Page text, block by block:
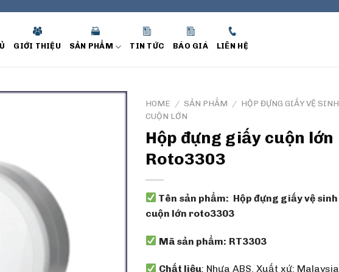
GIỚI THIỆU SẢN PHẨM TIN TỨC BÁO GIÁ LIÊN HỆ
HOME / SẢN PHẨM / HỘP ĐỰNG GIẤY VỆ SINH
CUỘN LỚN
Hộp đựng giấy cuộn lớn
Roto3303
Tên sản phẩm: Hộp đựng giấy vệ sinh
cuộn lớn roto3303
Mã sản phẩm: RT3303
Chất liệu: Nhựa ABS. Xuất xứ: Malaysia